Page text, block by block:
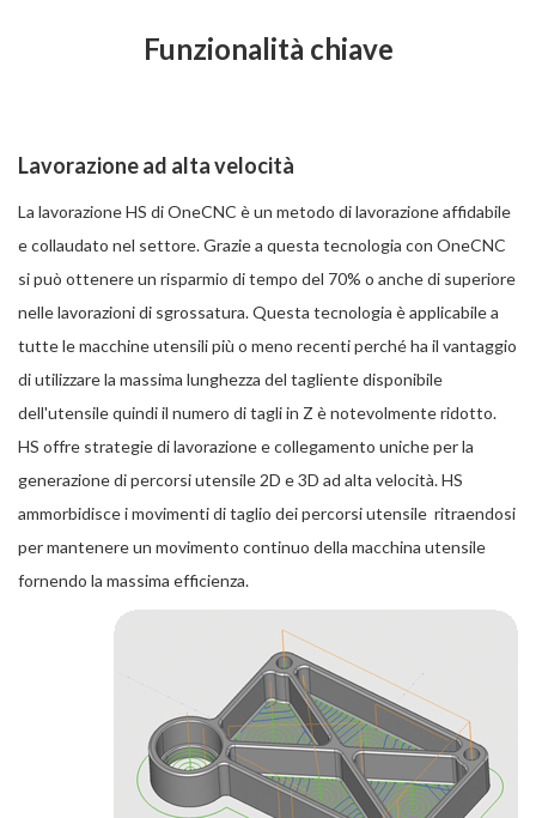
Funzionalità chiave
Lavorazione ad alta velocità
La lavorazione HS di OneCNC è un metodo di lavorazione affidabile
e collaudato nel settore. Grazie a questa tecnologia con OneCNC
si può ottenere un risparmio di tempo del 70% o anche di superiore
nelle lavorazioni di sgrossatura. Questa tecnologia è applicabile a
tutte le macchine utensili più o meno recenti perché ha il vantaggio
di utilizzare la massima lunghezza del tagliente disponibile
dell'utensile quindi il numero di tagli in Z è notevolmente ridotto.
HS offre strategie di lavorazione e collegamento uniche per la
generazione di percorsi utensile 2D e 3D ad alta velocità. HS
ammorbidisce i movimenti di taglio dei percorsi utensile ritraendosi
per mantenere un movimento continuo della macchina utensile
fornendo la massima efficienza.